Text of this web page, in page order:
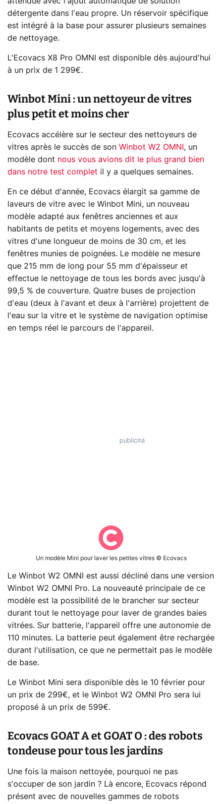
détergente dans l'eau propre. Un réservoir spécifique
est intégré à la base pour assurer plusieurs semaines
de nettoyage.
L'Ecovacs X8 Pro OMNI est disponible dès aujourd'hui
à un prix de 1 299€.
Winbot Mini : un nettoyeur de vitres
plus petit et moins cher
Ecovacs accélère sur le secteur des nettoyeurs de
vitres après le succès de son Winbot W2 OMNI , un
modèle dont nous vous avions dit le plus grand bien
dans notre test complet il y a quelques semaines.
En ce début d'année, Ecovacs élargit sa gamme de
laveurs de vitre avec le Winbot Mini, un nouveau
modèle adapté aux fenêtres anciennes et aux
habitants de petits et moyens logements, avec des
vitres d'une longueur de moins de 30 cm, et les
fenêtres munies de poignées. Le modèle ne mesure
que 215 mm de long pour 55 mm d'épaisseur et
effectue le nettoyage de tous les bords avec jusqu'à
99,5 % de couverture. Quatre buses de projection
d'eau (deux à l'avant et deux à l'arrière) projettent de
l'eau sur la vitre et le système de navigation optimise
en temps réel le parcours de l'appareil.
Un modèle Mini pour laver les petites vitres © Ecovacs
Le Winbot W2 OMNI est aussi décliné dans une version
Winbot W2 OMNI Pro. La nouveauté principale de ce
modèle est la possibilité de le brancher sur secteur
durant tout le nettoyage pour laver de grandes baies
vitrées. Sur batterie, l'appareil offre une autonomie de
110 minutes. La batterie peut également être rechargée
durant l'utilisation, ce que ne permettait pas le modèle
de base.
Le Winbot Mini sera disponible dès le 10 février pour
un prix de 299€, et le Winbot W2 OMNI Pro sera lui
proposé à un prix de 599€.
Ecovacs GOAT A et GOAT O : des robots
tondeuse pour tous les jardins
Une fois la maison nettoyée, pourquoi ne pas
s'occuper de son jardin ? Là encore, Ecovacs répond
présent avec de nouvelles gammes de robots